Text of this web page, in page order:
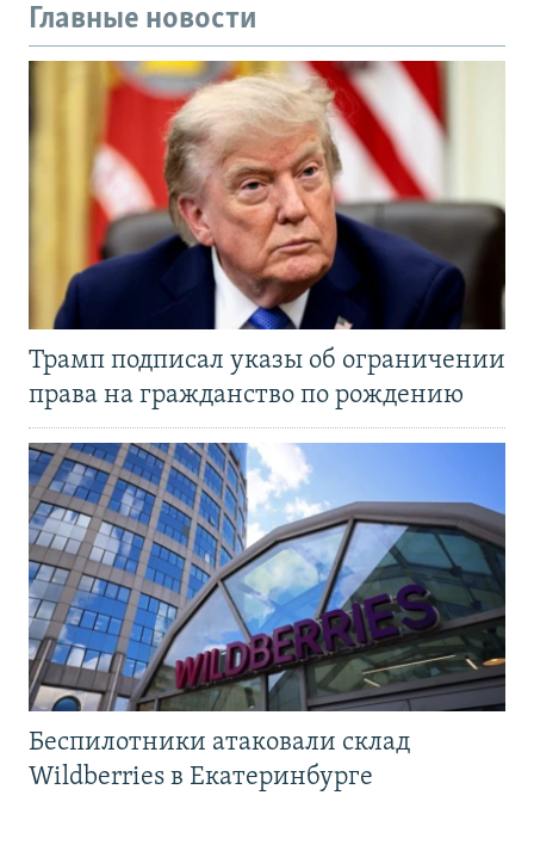
Главные новости
Трамп подписал указы об ограничении
права на гражданство по рождению
Беспилотники атаковали склад
Wildberries в Екатеринбурге